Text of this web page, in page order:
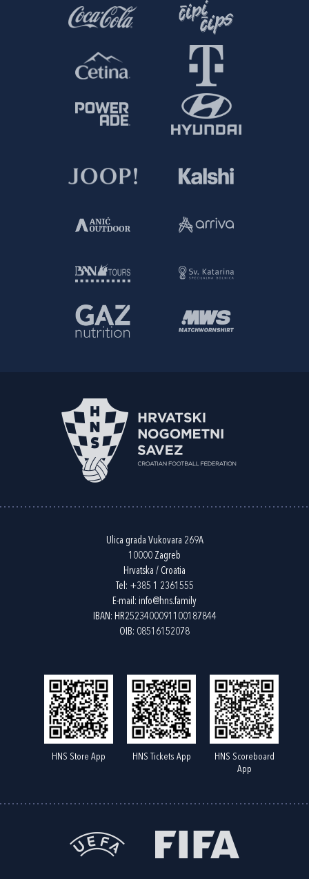
Ulica grada Vukovara 269A
10000 Zagreb
Hrvatska / Croatia
Tel: +385 1 2361555
E-mail: info@hns.family
IBAN: HR2523400091100187844
OIB: 08516152078
HNS Store App HNS Tickets App
HNS Scoreboard
App